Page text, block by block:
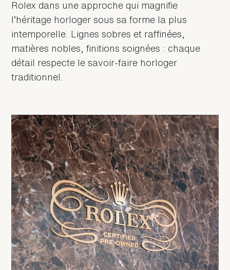
Rolex dans une approche qui magnifie
l’héritage horloger sous sa forme la plus
intemporelle. Lignes sobres et raffinées,
matières nobles, finitions soignées : chaque
détail respecte le savoir-faire horloger
traditionnel.